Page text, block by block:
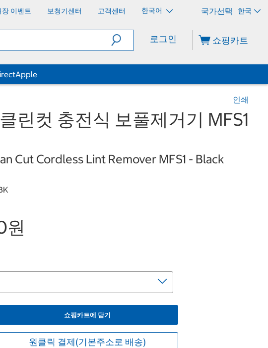
장 이벤트 보청기센터 고객센터 한국어 한국
로그인 쇼핑카트
Apple
인쇄
린컷 충전식 보풀제거기 MFS1
Cut Cordless Lint Remover MFS1 - Black
원
쇼핑카트에 담기
원클릭 결제(기본주소로 배송)